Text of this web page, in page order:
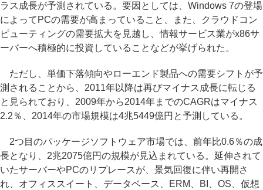
ラス成長が予測されている。要因としては、Windows 7の登場
によってPCの需要が高まっていること、また、クラウドコン
ピューティングの需要拡大を見越し、情報サービス業がx86サ
ーバーへ積極的に投資していることなどが挙げられた。
ただし、単価下落傾向やローエンド製品への需要シフトが予
測されることから、2011年以降は再びマイナス成長に転じる
と見られており、2009年から2014年までのCAGRはマイナス
2.2％、2014年の市場規模は4兆5449億円と予測している。
2つ目のパッケージソフトウェア市場では、前年比0.6％の成
長となり、2兆2075億円の規模が見込まれている。延伸されて
いたサーバーやPCのリプレースが、景気回復に伴い再開さ
れ、オフィススイート、データベース、ERM、BI、OS、仮想